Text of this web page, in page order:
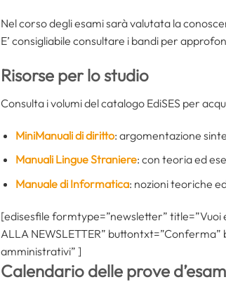
Nel corso degli esami sarà valutata la
E’ consigliabile consultare i bandi per
Risorse per lo studio
Consulta i volumi del catalogo EdiSES per
MiniManuali di diritto: argomentazione
Manuali Lingue Straniere: con teoria ed
Manuale di Informatica: nozioni teoriche
[edisesfile formtype=”newsletter”
ALLA NEWSLETTER”
amministrativi” ]
Calendario delle prove